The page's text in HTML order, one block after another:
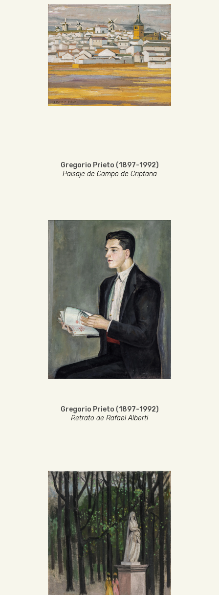
Gregorio Prieto (1897-1992)
Paisaje de Campo de Criptana
Gregorio Prieto (1897-1992)
Retrato de Rafael Alberti